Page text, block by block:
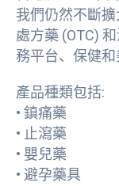
我們仍然不斷
處方藥 (OTC)
務平台、保健和
產品種類包括:
• 鎮痛藥
• 止瀉藥
• 嬰兒藥
• 避孕藥具